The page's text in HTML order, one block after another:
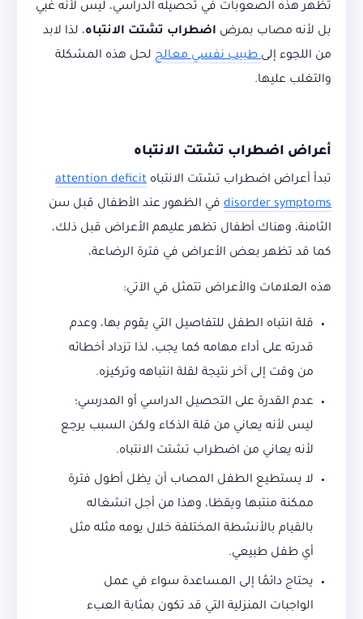
تظهر هذه الصعوبات في تحصيله الدراسي، ليس لأنه غبي
بل لأنه مصاب بمرض اضطراب تشتت الانتباه، لذا لابد
من اللجوء إلىطبيب نفسي معالج لحل هذه المشكلة
والتغلب عليها.
أعراض اضطراب تشتت الانتباه
تبدأ أعراض اضطراب تشتت الانتباه attention deficit
disorder symptoms في الظهور عند الأطفال قبل سن
الثامنة، وهناك أطفال تظهر عليهم الأعراض قبل ذلك،
كما قد تظهر بعض الأعراض في فترة الرضاعة،
هذه العلامات والأعراض تتمثل في الآتي:
قلة انتباه الطفل للتفاصيل التي يقوم بها، وعدم
قدرته على أداء مهامه كما يجب، لذا تزداد أخطائه
من وقت إلى آخر نتيجة لقلة انتباهه وتركيزه.
عدم القدرة على التحصيل الدراسي أو المدرسي؛
ليس لأنه يعاني من قلة الذكاء ولكن السبب يرجع
لأنه يعاني من اضطراب تشتت الانتباه.
لا يستطيع الطفل المصاب أن يظل أطول فترة
ممكنة منتبها ويقظا، وهذا من أجل انشغاله
بالقيام بالأنشطة المختلفة خلال يومه مثله مثل
أي طفل طبيعي.
يحتاج دائمًا إلى المساعدة سواء في عمل
الواجبات المنزلية التي قد تكون بمثابة العبء